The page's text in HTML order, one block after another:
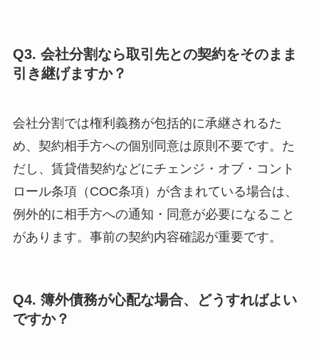
Q3. 会社分割なら取引先との契約をそのまま
引き継げますか？
会社分割では権利義務が包括的に承継されるた
め、契約相手方への個別同意は原則不要です。た
だし、賃貸借契約などにチェンジ・オブ・コント
ロール条項（COC条項）が含まれている場合は、
例外的に相手方への通知・同意が必要になること
があります。事前の契約内容確認が重要です。
Q4. 簿外債務が心配な場合、どうすればよい
ですか？